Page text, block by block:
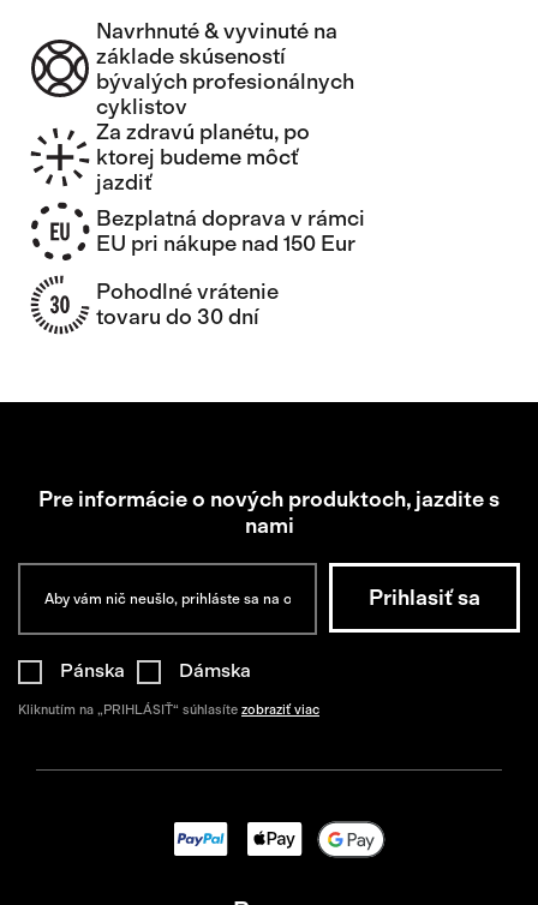
Navrhnuté & vyvinuté na
základe skúseností
bývalých profesionálnych
cyklistov
Za zdravú planétu, po
ktorej budeme môcť
jazdiť
Bezplatná doprava v rámci
EU pri nákupe nad 150 Eur
Pohodlné vrátenie
tovaru do 30 dní
Pre informácie o nových produktoch, jazdite s
nami
Pánska Dámska
Kliknutím na „PRIHLÁSIŤ“ súhlasíte zobraziť viac